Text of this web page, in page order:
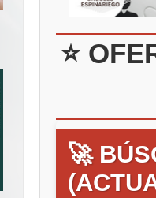
⭐
🚀